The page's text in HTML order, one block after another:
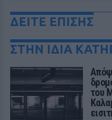
ΔΕΙΤΕ ΕΠΙΣΗΣ
ΣΤΗΝ ΙΔΙΑ
του